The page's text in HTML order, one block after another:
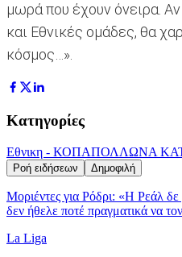
μωρά που έχουν όνειρα.
και Εθνικές ομάδες, θα
κόσμος…».
Κατηγορίες
Εθνικη - ΚΟΠΑΠΟΛΛΩΝΑ
Ροή ειδήσεων Δημοφιλή
Μοριέντες για Ρόδρι: «Η Ρεάλ δε
δεν ήθελε ποτέ πραγματικά να
La Liga